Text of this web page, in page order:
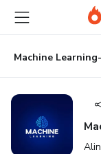
para
conteúdo
principal
para
pagamento
para
rodapé